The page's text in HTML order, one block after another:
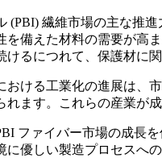
(PBI) 繊維市場の主な推
を備えた材料の需要が高
けるにつれて、保護材に
おける工業化の進展は、
れます。これらの産業が
ファイバー市場の成長
に優しい製造プロセスへ